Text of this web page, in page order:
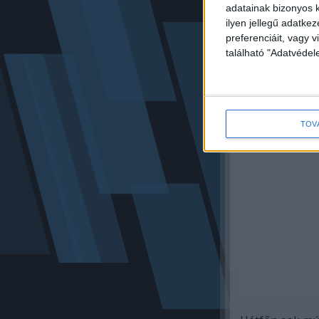
adatainak bizonyos
ilyen jellegű
preferenciáit, vagy
található